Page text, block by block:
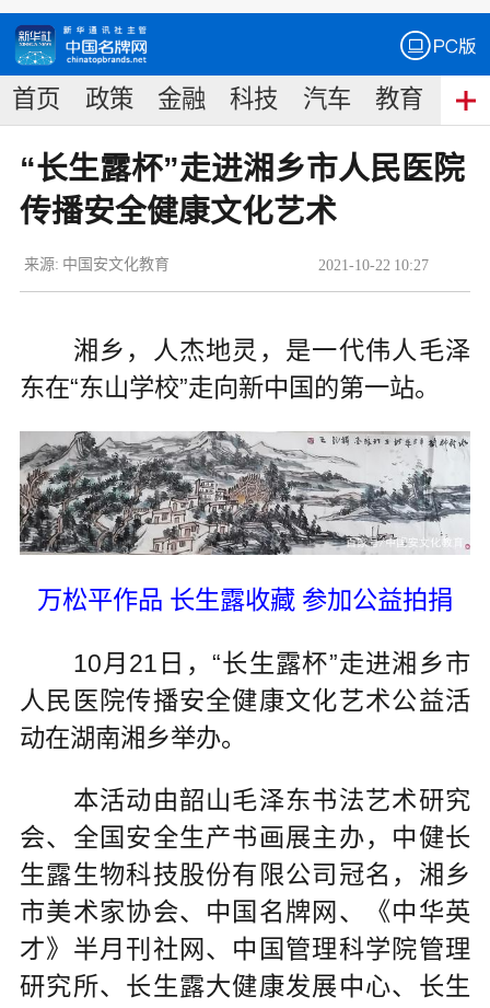
首页 政策 金融 科技 汽车 教育 食
“长生露杯”走进湘乡市人民医院
传播安全健康文化艺术
2021-10-22 10:27
来源: 中国安文化教育
湘乡，人杰地灵，是一代伟人毛泽
东在“东山学校”走向新中国的第一站。
万松平作品 长生露收藏 参加公益拍捐
10月21日，“长生露杯”走进湘乡市
人民医院传播安全健康文化艺术公益活
动在湖南湘乡举办。
本活动由韶山毛泽东书法艺术研究
会、全国安全生产书画展主办，中健长
生露生物科技股份有限公司冠名，湘乡
市美术家协会、中国名牌网、《中华英
才》半月刊社网、中国管理科学院管理
研究所、长生露大健康发展中心、长生